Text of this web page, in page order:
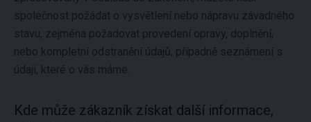
společnost požádat o vysvětlení nebo nápravu závadného
stavu, zejména požadovat provedení opravy, doplnění,
nebo kompletní odstranění údajů, případně seznámení s
údaji, které o vás máme.
Kde může zákazník získat další informace,